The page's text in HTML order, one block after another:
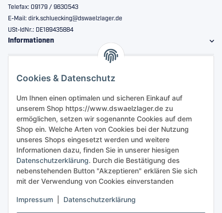
Cookies & Datenschutz
Um Ihnen einen optimalen und sicheren Einkauf auf
unserem Shop https://www.dswaelzlager.de zu
ermöglichen, setzen wir sogenannte Cookies auf dem
Shop ein. Welche Arten von Cookies bei der Nutzung
unseres Shops eingesetzt werden und weitere
Informationen dazu, finden Sie in unserer hiesigen
Datenschutzerklärung. Durch die Bestätigung des
nebenstehenden Button "Akzeptieren" erklären Sie sich
mit der Verwendung von Cookies einverstanden
Impressum Datenschutzerklärung
Telefax: 09179 / 9630543
E-Mail: dirk.schluecking@dswaelzlager.de
USt-IdNr.: DE189435884
Informationen
Sicher bestellen